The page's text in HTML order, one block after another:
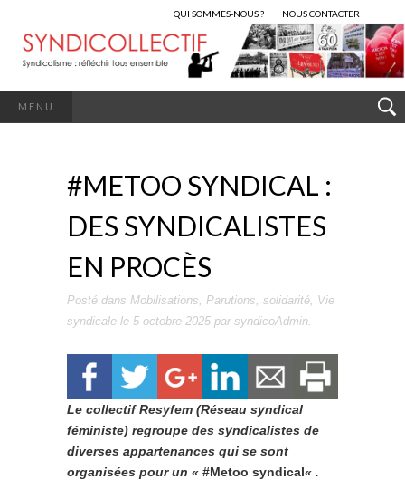
QUI SOMMES-NOUS ? NOUS CONTACTER
MENU
#METOO SYNDICAL :
DES SYNDICALISTES
EN PROCÈS
Posté dans Mobilisations, Parutions, solidarité, Vie
syndicale le 5 octobre 2025 par syndicoAdmin.
Le collectif Resyfem (Réseau syndical
féministe) regroupe des syndicalistes de
diverses appartenances qui se sont
organisées pour un « #Metoo syndical« .